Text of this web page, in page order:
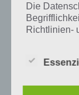
Die
Richtlinien-
soll sowohl
lesbar und